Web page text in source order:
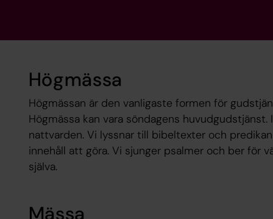
Högmässa
Högmässan är den vanligaste formen för
Högmässa kan vara söndagens
nattvarden. Vi lyssnar till bibeltexter och
innehåll att göra. Vi sjunger psalmer och ber för
själva.
Mässa